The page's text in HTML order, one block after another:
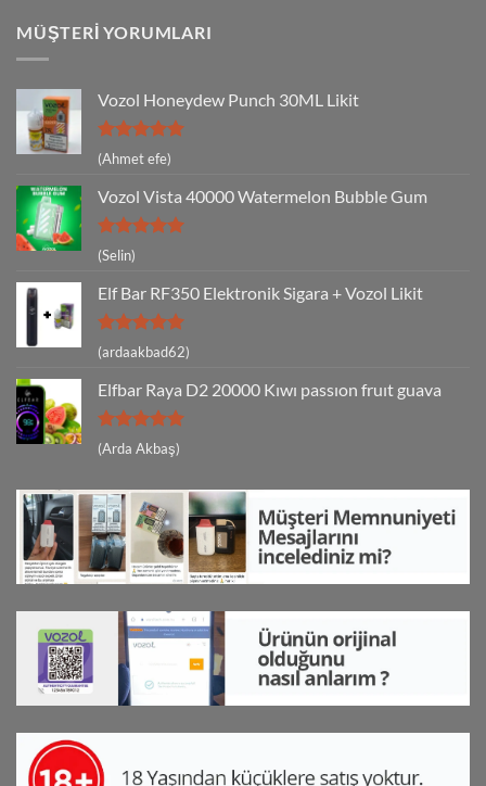
MÜŞTERI YORUMLARI
Vozol Honeydew Punch 30ML Likit
5 üzerinden
5
(Ahmet efe)
Vozol Vista 40000 Watermelon Bubble Gum
5 üzerinden
5
oy aldı
(Selin)
Elf Bar RF350 Elektronik Sigara + Vozol Likit
5 üzerinden
5
(ardaakbad62)
Elfbar Raya D2 20000 Kıwı passıon fruıt guava
5 üzerinden
5
(Arda Akbaş)